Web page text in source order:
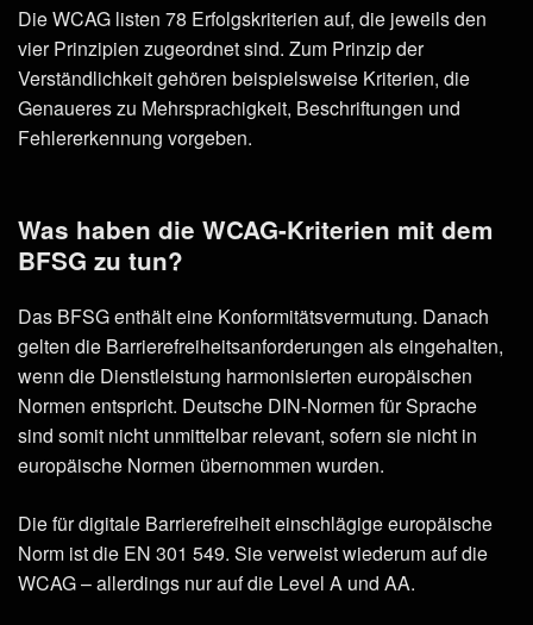
Die WCAG listen 78 Erfolgskriterien auf, die jeweils den
vier Prinzipien zugeordnet sind. Zum Prinzip der
Verständlichkeit gehören beispielsweise Kriterien, die
Genaueres zu Mehrsprachigkeit, Beschriftungen und
Fehlererkennung vorgeben.
Was haben die WCAG-Kriterien mit dem
BFSG zu tun?
Das BFSG enthält eine Konformitätsvermutung. Danach
gelten die Barrierefreiheitsanforderungen als eingehalten,
wenn die Dienstleistung harmonisierten europäischen
Normen entspricht. Deutsche DIN-Normen für Sprache
sind somit nicht unmittelbar relevant, sofern sie nicht in
europäische Normen übernommen wurden.
Die für digitale Barrierefreiheit einschlägige europäische
Norm ist die EN 301 549. Sie verweist wiederum auf die
WCAG – allerdings nur auf die Level A und AA.